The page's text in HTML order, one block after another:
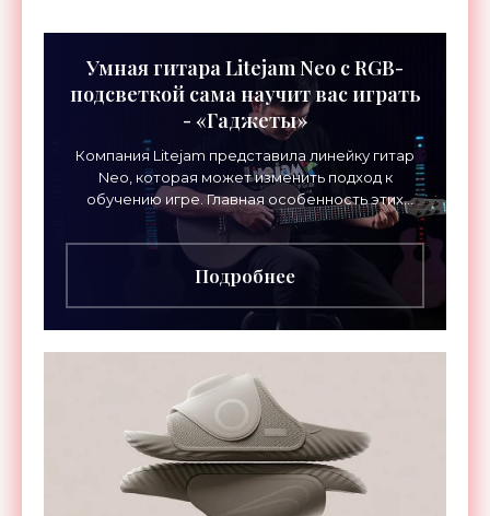
Умная гитара Litejam Neo с RGB-
подсветкой сама научит вас играть
- «Гаджеты»
Компания Litejam представила линейку гитар
Neo, которая может изменить подход к
обучению игре. Главная особенность этих
инструментов – встроенная RGB-подсветка
грифа. Светодиоды
Подробнее